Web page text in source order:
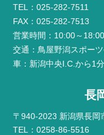
TEL：025-282-7511
FAX：025-282-7513
営業時間：10:00～
交通：鳥屋野潟スポー
車：新潟中央I.C.から1分
長
〒940-2023 新潟県長岡
TEL：0258-86-5516